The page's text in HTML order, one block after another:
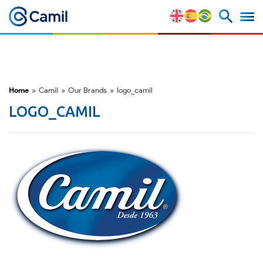
Strategy and Competitive
Advantages
Risk Factors
M&A and Securities Market
ESG
Home » Camil » Our Brands » logo_camil
LOGO_CAMIL